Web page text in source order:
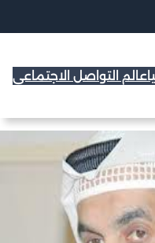
عالم التواصل الاجتماعي